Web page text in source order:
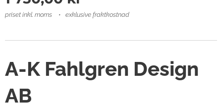
priset inkl. moms exklusive fraktkostnad
A-K Fahlgren Design
AB